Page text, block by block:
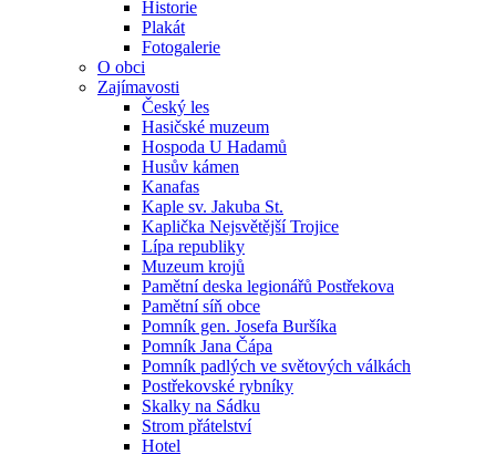
Historie
Plakát
Fotogalerie
O obci
Zajímavosti
Český les
Hasičské muzeum
Hospoda U Hadamů
Husův kámen
Kanafas
Kaple sv. Jakuba St.
Kaplička Nejsvětější Trojice
Lípa republiky
Muzeum krojů
Pamětní deska legionářů Postřekova
Pamětní síň obce
Pomník gen. Josefa Buršíka
Pomník Jana Čápa
Pomník padlých ve světových válkách
Postřekovské rybníky
Skalky na Sádku
Strom přátelství
Hotel